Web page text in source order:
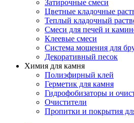
Затирочные смеси
Цветные кладочные
Теплый кладочный
Смеси для печей и
Клеевые смеси
Система мощения для
Декоративный песок
Химия для камня
Полиэфирный клей
Герметик для камня
Гидрофобизаторы и
Очистители
Пропитки и покрытия